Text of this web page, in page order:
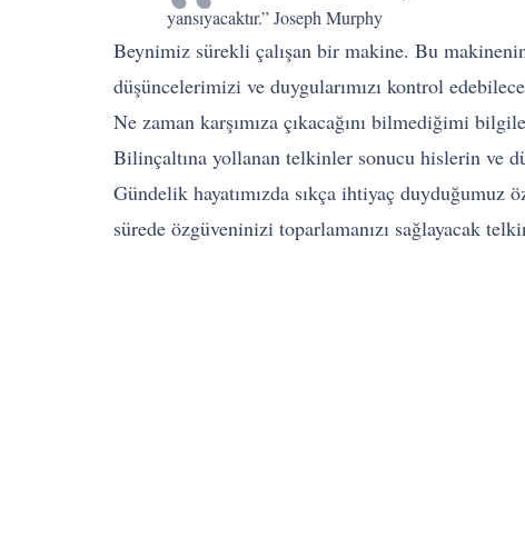
yansıyacaktır.” Joseph Murphy
Beynimiz sürekli çalışan bir makine. Bu
düşüncelerimizi ve duygularımızı kontrol
Ne zaman karşımıza çıkacağını bilmediğimi
Bilinçaltına yollanan telkinler sonucu hislerin ve
Gündelik hayatımızda sıkça ihtiyaç
sürede özgüveninizi toparlamanızı sağlayacak